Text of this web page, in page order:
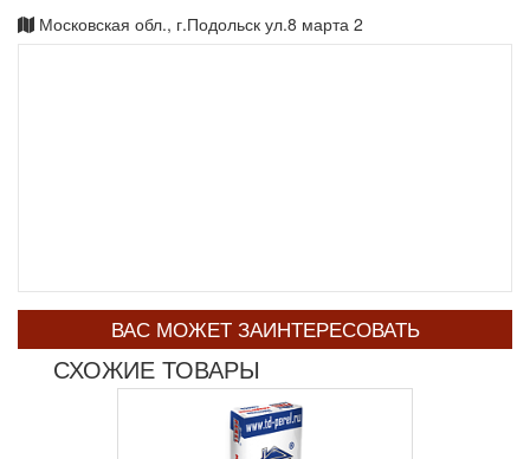
Московская обл., г.Подольск ул.8 марта 2
ВАС МОЖЕТ ЗАИНТЕРЕСОВАТЬ
СХОЖИЕ ТОВАРЫ